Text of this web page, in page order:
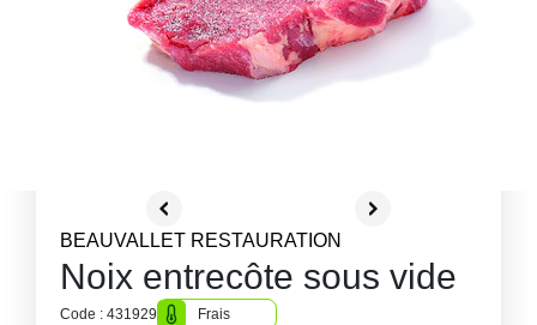
BEAUVALLET RESTAURATION
Noix entrecôte sous vide
Code : 431929
Frais